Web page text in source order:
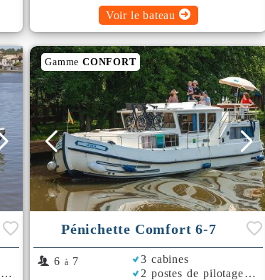
Voir le bateau
Gamme CONFORT
Pénichette Comfort 6-7
6 à 7
3 cabines
2 postes de pilotage